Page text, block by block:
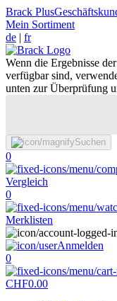
Brack Plus
Mein Sortiment
de | fr
Wenn die Ergebnisse
verfügbar sind,
unten zur Überprüfung
Suchen
0
Vergleich
0
Merklisten
Anmelden
0
CHF0.00